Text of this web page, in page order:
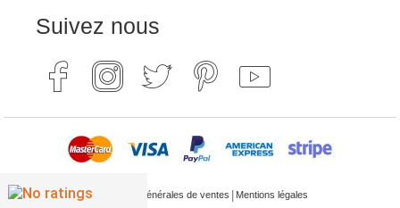
Suivez nous
Conditions générales de ventes | Mentions légales